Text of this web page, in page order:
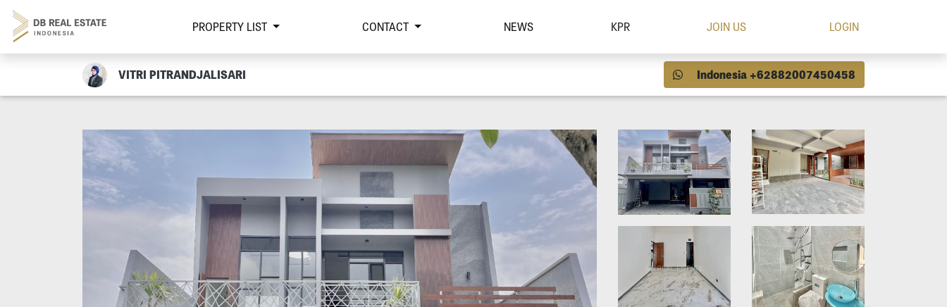
PROPERTY LIST CONTACT NEWS KPR JOIN US LOGIN
VITRI PITRANDJALISARI Indonesia +62882007450458